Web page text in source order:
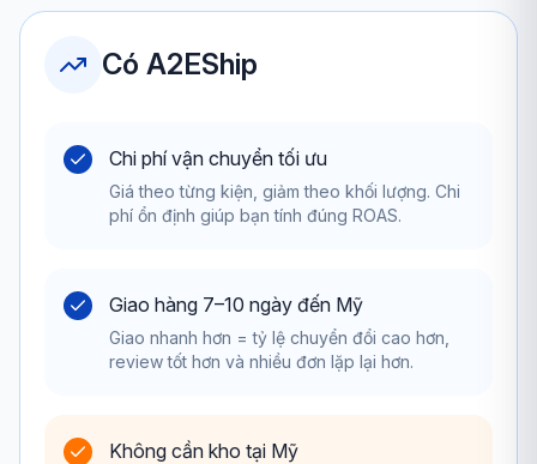
Có A2EShip
Chi phí vận chuyển tối ưu
Giá theo từng kiện, giảm theo khối lượng. Chi
phí ổn định giúp bạn tính đúng ROAS.
Giao hàng 7–10 ngày đến Mỹ
Giao nhanh hơn = tỷ lệ chuyển đổi cao hơn,
review tốt hơn và nhiều đơn lặp lại hơn.
Không cần kho tại Mỹ